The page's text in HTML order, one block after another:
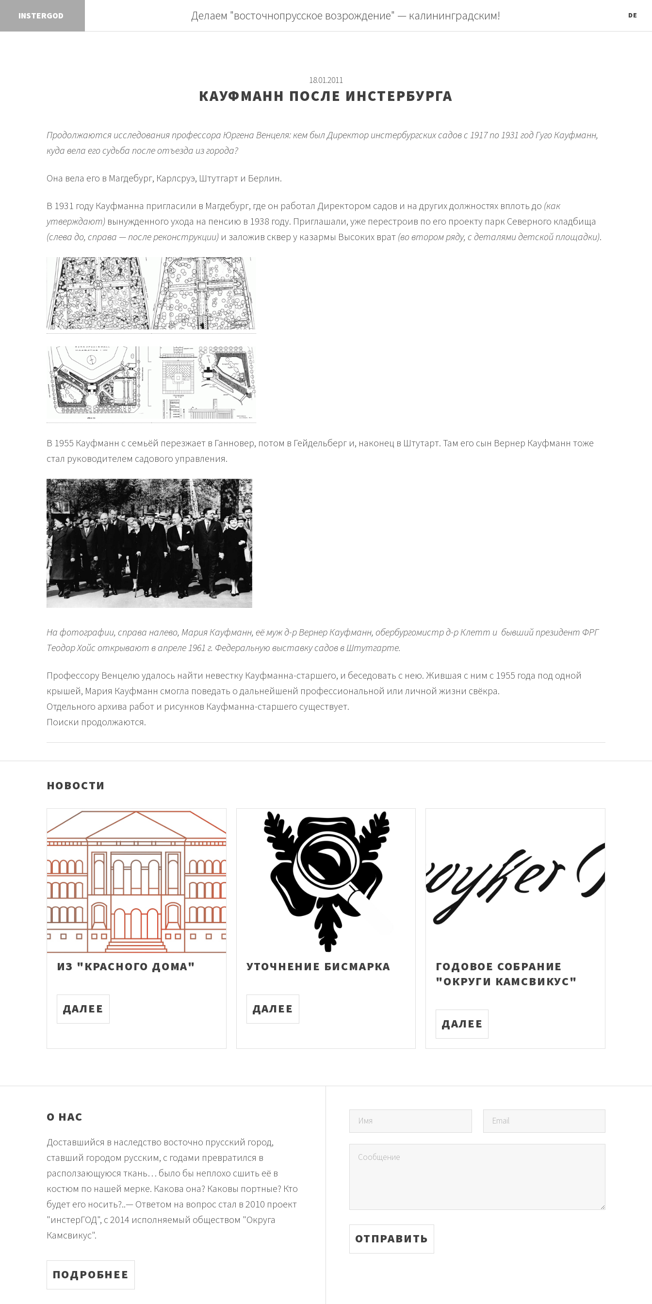
IN Делаем "восточнопрусское возрождение" — калининградским! DE
18.01.2011
КАУФМАНН ПОСЛЕ ИНСТЕРБУРГА
Продолжаются исследования профессора Юргена Венцеля: кем был Директор инстербургских садов с 1917 по 1931 год Гуго Кауфманн,
куда вела его судьба после отъезда из города?
Она вела его в Магдебург, Карлсруэ, Штутгарт и Берлин.
В 1931 году Кауфманна пригласили в Магдебург, где он работал Директором садов и на других должностях вплоть до (как
утверждают) вынужденного ухода на пенсию в 1938 году. Приглашали, уже перестроив по его проекту парк Северного кладбища
(слева до, справа — после реконструкции) и заложив сквер у казармы Высоких врат(во втором ряду, с деталями детской площадки).
В 1955 Кауфманн с семьёй перезжает в Ганновер, потом в Гейдельберг и, наконец в Штутарт. Там его сын Вернер Кауфманн тоже
стал руководителем садового управления.
На фотографии, справа налево, Мария Кауфманн, её муж д-р Вернер Кауфманн, обербургомистр д-р Клетт и бывший президент ФРГ
Теодор Хойс открывают в апреле 1961 г. Федеральную выставку садов в Штутгарте.
Профессору Венцелю удалось найти невестку Кауфманна-старшего, и беседовать с нею. Жившая с ним с 1955 года под одной
крышей, Мария Кауфманн смогла поведать о дальнейшенй профессиональной или личной жизни свёкра.
Отдельного архива работ и рисунков Кауфманна-старшего существует.
Поиски продолжаются.
НОВОСТИ
ИЗ "КРАСНОГО ДОМА"
ДАЛЕЕ
УТОЧНЕНИЕ БИСМАРКА
ДАЛЕЕ
ГОДОВОЕ СОБРАНИЕ
"ОКРУГИ КАМСВИКУС"
ДАЛЕЕ
О НАС
Доставшийся в наследство восточно прусский город,
ставший городом русским, с годами превратился в
расползающуюся ткань… было бы неплохо сшить её в
костюм по нашей мерке. Какова она? Каковы портные? Кто
будет его носить?..— Ответом на вопрос стал в 2010 проект
"инстерГОД", с 2014 исполняемый обществом "Округа
Камсвикус".
ПОДРОБНЕЕ